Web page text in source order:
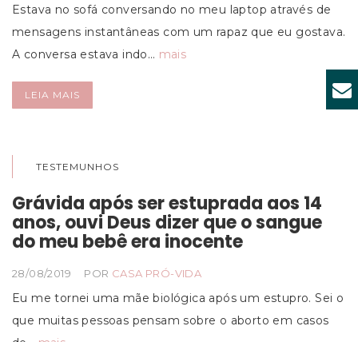
Estava no sofá conversando no meu laptop através de
mensagens instantâneas com um rapaz que eu gostava.
A conversa estava indo… mais
LEIA MAIS
TESTEMUNHOS
Grávida após ser estuprada aos 14
anos, ouvi Deus dizer que o sangue
do meu bebê era inocente
28/08/2019 POR CASA PRÓ-VIDA
Eu me tornei uma mãe biológica após um estupro. Sei o
que muitas pessoas pensam sobre o aborto em casos